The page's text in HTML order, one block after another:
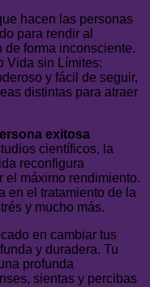
hacen las personas
para rendir al
de forma inconsciente.
Vida sin Límites:
y fácil de seguir,
distintas para atraer
exitosa
científicos, la
reconfigura
el máximo rendimiento.
en el tratamiento de la
y mucho más.
en cambiar tus
y duradera. Tu
profunda
sientas y percibas